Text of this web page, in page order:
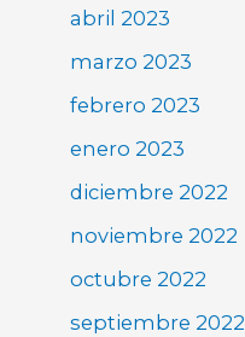
abril 2023
marzo 2023
febrero 2023
enero 2023
diciembre 2022
noviembre 2022
octubre 2022
septiembre 2022